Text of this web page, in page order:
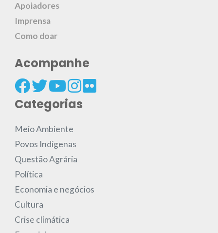
Apoiadores
Imprensa
Como doar
Acompanhe
Categorias
Meio Ambiente
Povos Indígenas
Questão Agrária
Política
Economia e negócios
Cultura
Crise climática